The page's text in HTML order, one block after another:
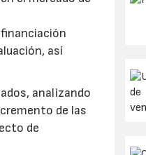
así
analizando
de las
de